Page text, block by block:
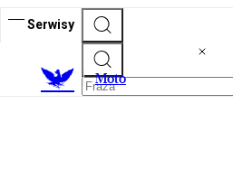
Serwisy
Moto